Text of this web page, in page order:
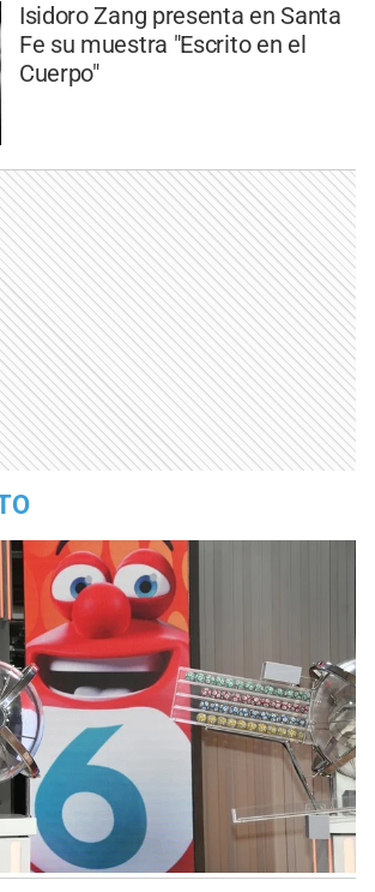
Isidoro Zang presenta en Santa
Fe su muestra "Escrito en el
Cuerpo"